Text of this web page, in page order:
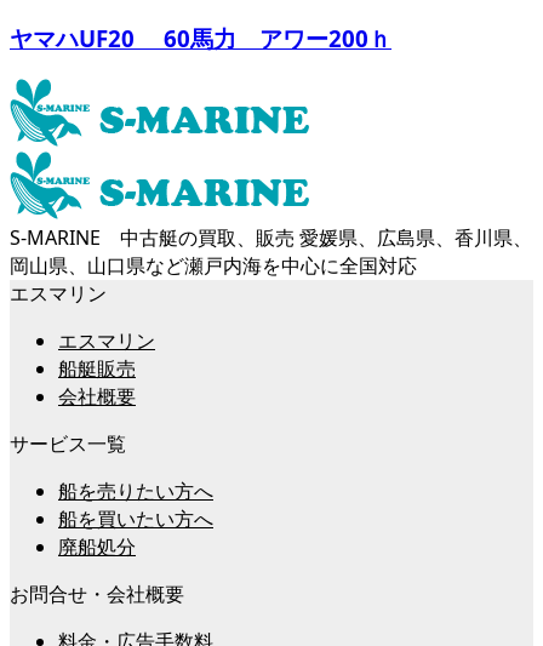
ヤマハUF20 60馬力 アワー200ｈ
S-MARINE 中古艇の買取、販売 愛媛県、広島県、香川県、
岡山県、山口県など瀬戸内海を中心に全国対応
エスマリン
エスマリン
船艇販売
会社概要
サービス一覧
船を売りたい方へ
船を買いたい方へ
廃船処分
お問合せ・会社概要